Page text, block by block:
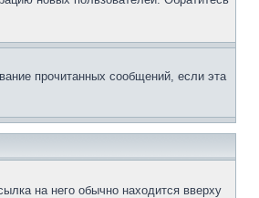
прочитанных сообщений, если эта
на него обычно находится вверху